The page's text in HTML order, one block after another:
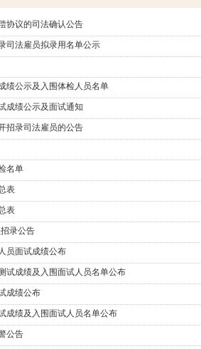
协议的司法确认公告
司法雇员拟录用名单公示
绩公示及入围体检人员名单
成绩公示及面试通知
招录司法雇员的公告
名单
表
表
录公告
员面试成绩公布
试成绩及入围面试人员名单公布
成绩公布
成绩及入围面试人员名单公布
公告